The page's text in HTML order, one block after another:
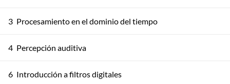
3 Procesamiento en el dominio del tiempo
4 Percepción auditiva
6 Introducción a filtros digitales